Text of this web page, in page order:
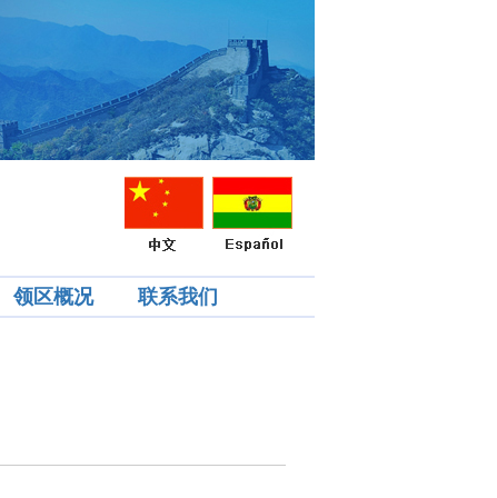
领区概况 联系我们